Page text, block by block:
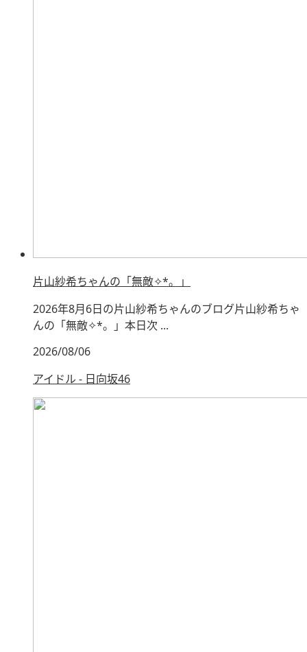
片山紗希ちゃんの「無敵✧︎*。」
2026年8月6日の片山紗希ちゃんのブログ片山紗希ちゃ
んの「無敵✧︎*。」本日次 ...
2026/08/06
アイドル - 日向坂46